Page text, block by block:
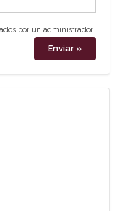
por un administrador.